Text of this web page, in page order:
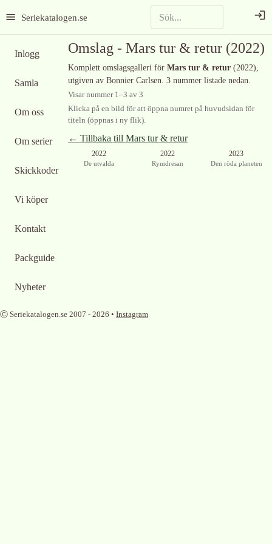
Seriekatalogen.se
Inlogg
Samla
Om oss
Om serier
Skickkoder
Vi köper
Kontakt
Packguide
Nyheter
Omslag - Mars tur & retur (2022)
Komplett omslagsgalleri för Mars tur & retur (2022),
utgiven av Bonnier Carlsen. 3 nummer listade nedan.
Visar nummer 1–3 av 3
Klicka på en bild för att öppna numret på huvudsidan för
titeln (öppnas i ny flik).
← Tillbaka till Mars tur & retur
2022
De utvalda
2022
Rymdresan
2023
Den röda planeten
Ⓒ Seriekatalogen.se 2007 - 2026 • Instagram